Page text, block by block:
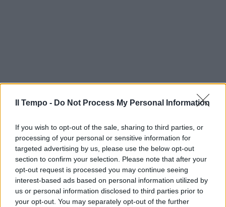
Il Tempo - Do Not Process My Personal Information
If you wish to opt-out of the sale, sharing to third parties, or
processing of your personal or sensitive information for
targeted advertising by us, please use the below opt-out
section to confirm your selection. Please note that after your
opt-out request is processed you may continue seeing
interest-based ads based on personal information utilized by
us or personal information disclosed to third parties prior to
your opt-out. You may separately opt-out of the further